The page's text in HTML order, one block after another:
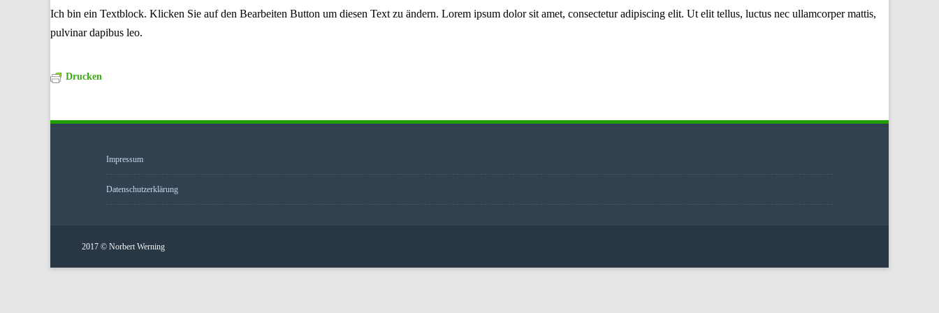
Ich bin ein Textblock. Klicken Sie auf den Bearbeiten Button um diesen Text zu ändern. Lorem ipsum dolor sit amet, consectetur adipiscing elit. Ut elit tellus, luctus nec ullamcorper mattis,
pulvinar dapibus leo.
Drucken
Impressum
Datenschutzerklärung
2017 © Norbert Werning